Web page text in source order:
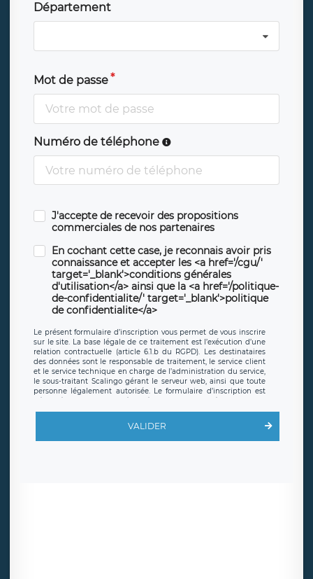
Département
Mot de passe
Numéro de téléphone
J'accepte de recevoir des propositions
commerciales de nos partenaires
En cochant cette case, je reconnais avoir pris
connaissance et accepter les <a href='/cgu/'
target='_blank'>conditions générales
d'utilisation</a> ainsi que la <a href='/politique-
de-confidentialite/' target='_blank'>politique
de confidentialite</a>
Le présent formulaire d’inscription vous permet de vous inscrire
sur le site. La base légale de ce traitement est l’exécution d’une
relation contractuelle (article 6.1.b du RGPD). Les destinataires
des données sont le responsable de traitement, le service client
et le service technique en charge de l’administration du service,
le sous-traitant Scalingo gérant le serveur web, ainsi que toute
personne légalement autorisée. Le formulaire d’inscription est
offrant desclauses de protection conformes au RGPD. Les
en sollicite la suppression, étant entendu que vous pouvez
demander la suppression de vos données et retirer votre
VALIDER